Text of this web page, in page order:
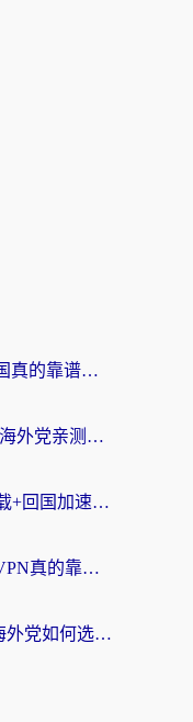
海外党必看：免费加速器回国真的靠谱吗？3步教你选到好用的归雁替代
Quickback和六毫秒哪个好？海外党亲测：选对回国加速器，无缝刷剧办公不再愁
海外党别踩坑！永久VPN下载+回国加速器选择指南，无缝刷国内剧游戏支付
海外党避坑指南：安卓破解VPN真的靠谱吗？教你选对回国加速器无缝刷国内资源
翻回国内vpn 知乎都在问：海外党如何选对加速器，无缝刷剧打游戏？